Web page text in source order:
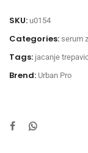
SKU: u0154
Categories: serum
Tags: jacanje
Brend: Urban Pro